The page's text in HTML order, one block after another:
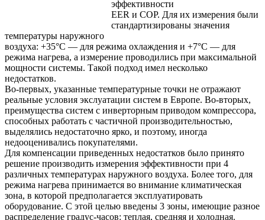
эффективности
EER и COP. Для их измерения были
стандартизированы значения
температуры наружного
воздуха: +35°С — для режима охлаждения и +7°С — для
режима нагрева, а измерение проводились при максимальной
мощности системы. Такой подход имел несколько
недостатков.
Во-первых, указанные температурные точки не отражают
реальные условия экслуатации систем в Европе. Во-вторых,
преимущества систем с инверторным приводом компрессора,
способных работать с частичной производительностью,
выделялись недостаточно ярко, и поэтому, иногда
недооценивались покупателями.
Для компенсации приведенных недостатков было принято
решение производить измерения эффективности при 4
различных температурах наружного воздуха. Более того, для
режима нагрева принимается во внимание климатическая
зона, в которой предполагается эксплуатировать
оборудование. С этой целью введены 3 зоны, имеющие разное
распределение градус-часов: теплая, средняя и холодная.